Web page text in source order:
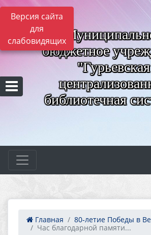
Версия сайта
для
слабовидящих
бюджетное
"Гурьевская
библиотечная
Главная
80‑летие Победы в
Час благодарной памяти...